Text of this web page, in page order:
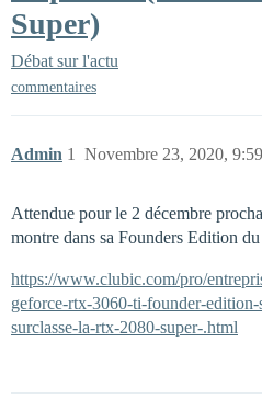
Super)
Débat sur l'actu
commentaires
Admin Novembre 23, 2020, 9:59
1
Attendue pour le 2 décembre
montre dans sa Founders Edition
https://www.clubic.com/pro/
geforce-rtx-3060-ti-founder-edition-
surclasse-la-rtx-2080-super-.html